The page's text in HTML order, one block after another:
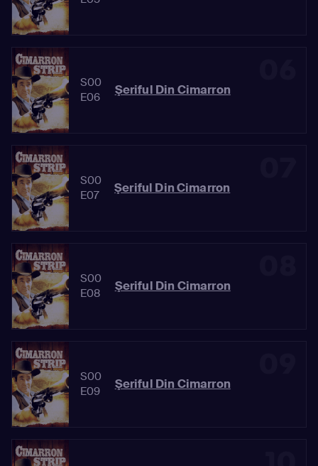
S00
E06
Şeriful Din Cimarron
S00
E07
Şeriful Din Cimarron
S00
E08
Şeriful Din Cimarron
S00
E09
Şeriful Din Cimarron